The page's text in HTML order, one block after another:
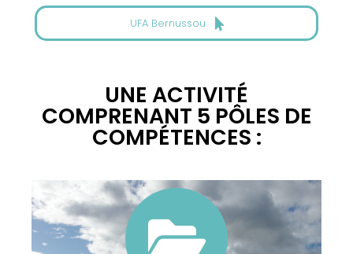
UFA Bernussou
UNE ACTIVITÉ
COMPRENANT 5 PÔLES DE
COMPÉTENCES :